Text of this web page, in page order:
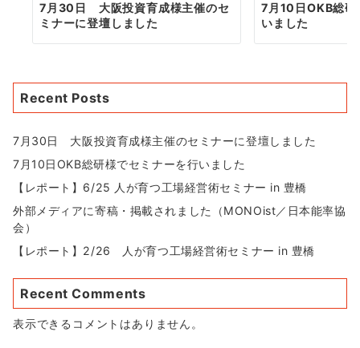
7月30日 大阪投資育成様主催のセ
ミナーに登壇しました
7月10日OKB総研
いました
Recent Posts
7月30日 大阪投資育成様主催のセミナーに登壇しました
7月10日OKB総研様でセミナーを行いました
【レポート】6/25 人が育つ工場経営術セミナー in 豊橋
外部メディアに寄稿・掲載されました（MONOist／日本能率協
会）
【レポート】2/26 人が育つ工場経営術セミナー in 豊橋
Recent Comments
表示できるコメントはありません。